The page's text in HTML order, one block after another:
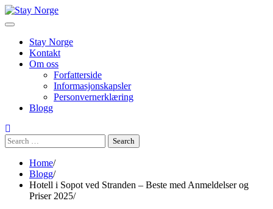
Skip
to
Stay Norge
Kontakt
Om oss
Forfatterside
Informasjonskapsler
Personvernerklæring
Blogg
Search
for:
Home
Blogg
Hotell i Sopot ved Stranden – Beste med Anmeldelser og
Priser 2025